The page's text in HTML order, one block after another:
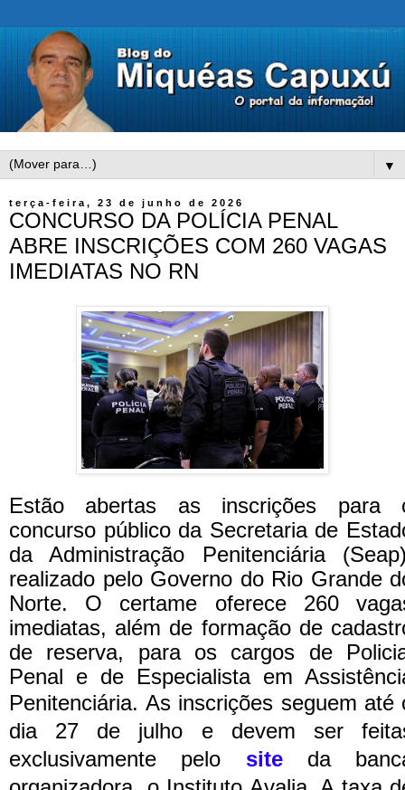
▼
terça-feira, 23 de junho de 2026
CONCURSO DA POLÍCIA PENAL
ABRE INSCRIÇÕES COM 260 VAGAS
IMEDIATAS NO RN
Estão abertas as inscrições para
concurso público da Secretaria de
da Administração Penitenciária
realizado pelo Governo do Rio Grande
Norte. O certame oferece 260
imediatas, além de formação de
de reserva, para os cargos de
Penal e de Especialista em
Penitenciária.As inscrições seguem até
dia 27 de julho e devem ser
exclusivamente pelo siteda